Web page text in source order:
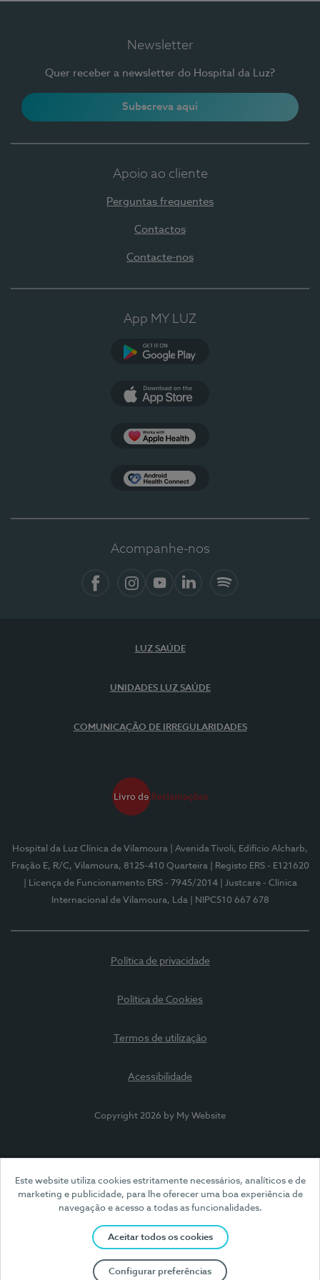
Este website utiliza cookies estritamente necessários, analíticos e de
marketing e publicidade, para lhe oferecer uma boa experiência de
navegação e acesso a todas as funcionalidades.
Aceitar todos os cookies
Configurar preferências
Newsletter
Quer receber a newsletter do Hospital da Luz?
Subscreva aqui
Apoio ao cliente
Perguntas frequentes
Contactos
Contacte-nos
App MY LUZ
Acompanhe-nos
LUZ SAÚDE
UNIDADES LUZ SAÚDE
COMUNICAÇÃO DE IRREGULARIDADES
Hospital da Luz Clínica de Vilamoura
| Avenida Tivoli, Edifício Alcharb,
Fração E, R/C, Vilamoura, 8125-410 Quarteira
| Registo ERS - E121620
| Licença de Funcionamento ERS - 7945/2014
| Justcare - Clínica
Internacional de Vilamoura, Lda
| NIPC510 667 678
Política de privacidade
Política de Cookies
Termos de utilização
Acessibilidade
Copyright 2026 by My Website